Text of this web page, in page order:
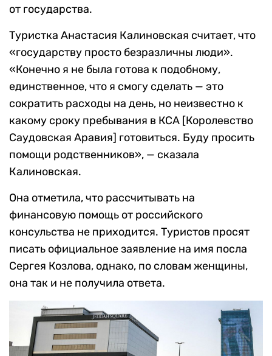
от государства.
Туристка Анастасия Калиновская считает, что
«государству просто безразличны люди».
«Конечно я не была готова к подобному,
единственное, что я смогу сделать — это
сократить расходы на день, но неизвестно к
какому сроку пребывания в КСА [Королевство
Саудовская Аравия] готовиться. Буду просить
помощи родственников», — сказала
Калиновская.
Она отметила, что рассчитывать на
финансовую помощь от российского
консульства не приходится. Туристов просят
писать официальное заявление на имя посла
Сергея Козлова, однако, по словам женщины,
она так и не получила ответа.